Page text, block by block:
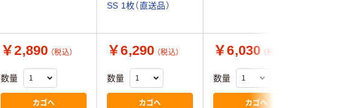
SS 1枚（直送品）
￥2,890 （税込）
数量
カゴへ
￥6,290 （税込）
数量
カゴへ
￥6,030 （税込）
数量
カゴへ